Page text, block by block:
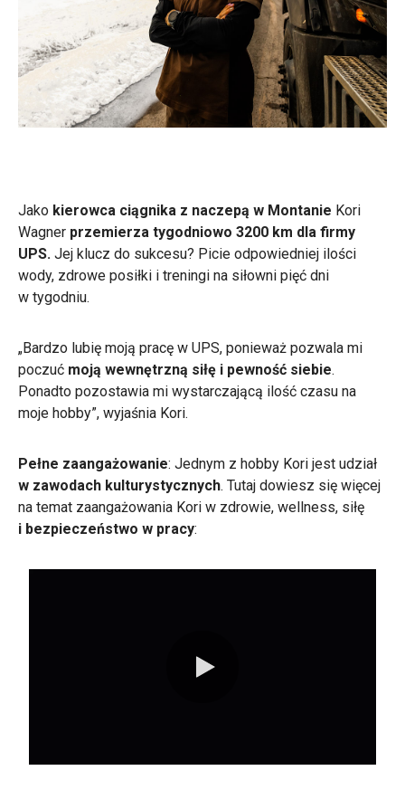
Jako kierowca ciągnika z naczepą w Montanie Kori
Wagner przemierza tygodniowo 3200 km dla firmy
UPS. Jej klucz do sukcesu? Picie odpowiedniej ilości
wody, zdrowe posiłki i treningi na siłowni pięć dni
w tygodniu.
„Bardzo lubię moją pracę w UPS, ponieważ pozwala mi
poczuć moją wewnętrzną siłę i pewność siebie.
Ponadto pozostawia mi wystarczającą ilość czasu na
moje hobby”, wyjaśnia Kori.
Pełne zaangażowanie: Jednym z hobby Kori jest udział
w zawodach kulturystycznych. Tutaj dowiesz się więcej
na temat zaangażowania Kori w zdrowie, wellness, siłę
i bezpieczeństwo w pracy: